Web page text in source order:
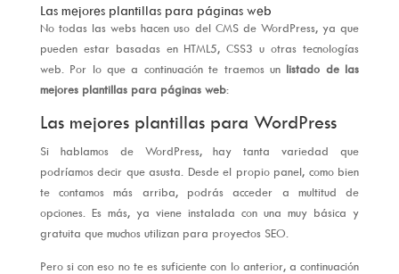
Las mejores plantillas para páginas web
No todas las webs hacen uso del CMS de WordPress, ya que
pueden estar basadas en HTML5, CSS3 u otras tecnologías
web. Por lo que a continuación te traemos un listado de las
mejores plantillas para páginas web:
Las mejores plantillas para WordPress
Si hablamos de WordPress, hay tanta variedad que
podríamos decir que asusta. Desde el propio panel, como bien
te contamos más arriba, podrás acceder a multitud de
opciones. Es más, ya viene instalada con una muy básica y
gratuita que muchos utilizan para proyectos SEO.
Pero si con eso no te es suficiente con lo anterior, a continuación